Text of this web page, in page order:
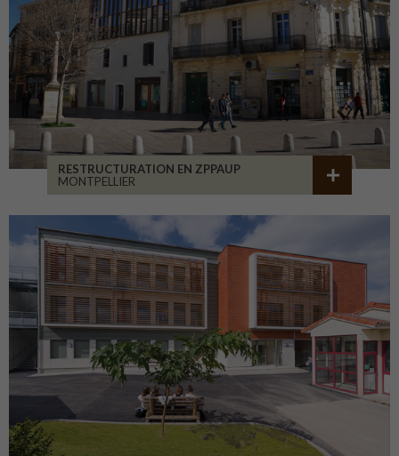
RESTRUCTURATION EN ZPPAUP
MONTPELLIER